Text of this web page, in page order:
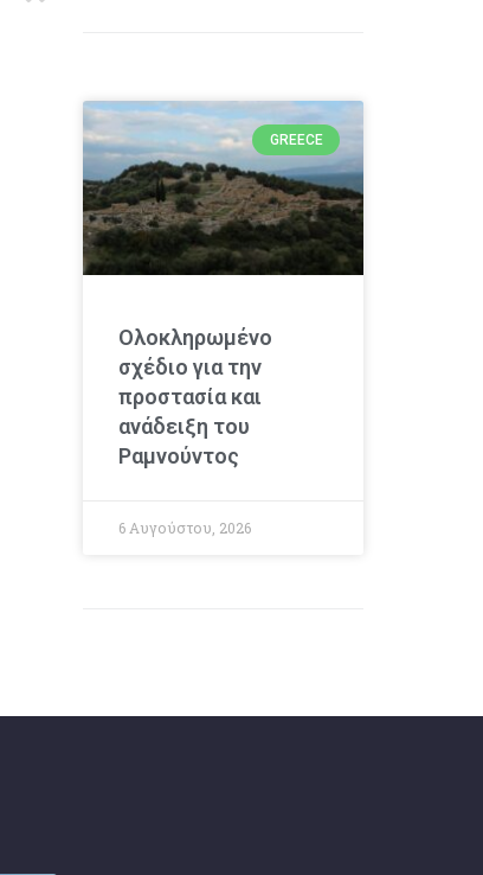
GREECE
Ολοκληρωμένο
σχέδιο για την
προστασία και
ανάδειξη του
Ραμνούντος
6 Αυγούστου, 2026